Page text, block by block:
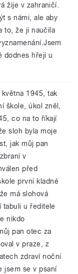
žije v zahraničí.
s námi, ale aby
to, že ji naučila
dodnes hřejí u
1945, tak
škole, úkol zněl,
co na to říkají
sloh byla moje
jak můj pan
v
před
první kladné
má slohová
tabuli u ředitele
nikdo
pan otec za
v praze, z
zdraví noční
jsem se v psaní